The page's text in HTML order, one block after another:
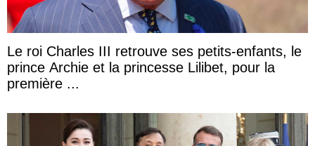
Le roi Charles III retrouve ses petits-enfants, le
prince Archie et la princesse Lilibet, pour la
première ...